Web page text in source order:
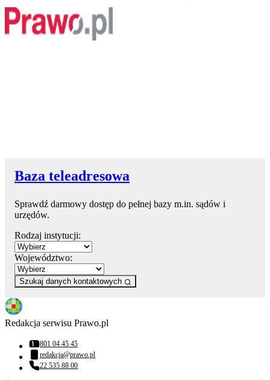
Baza teleadresowa
Sprawdź darmowy dostęp do pełnej bazy m.in. sądów i
urzędów.
Rodzaj instytucji:
Województwo:
Szukaj danych kontaktowych
Redakcja serwisu Prawo.pl
Numer telefonu:
801 04 45 45
Adres email:
redakcja@prawo.pl
Numer telefonu:
22 535 88 00